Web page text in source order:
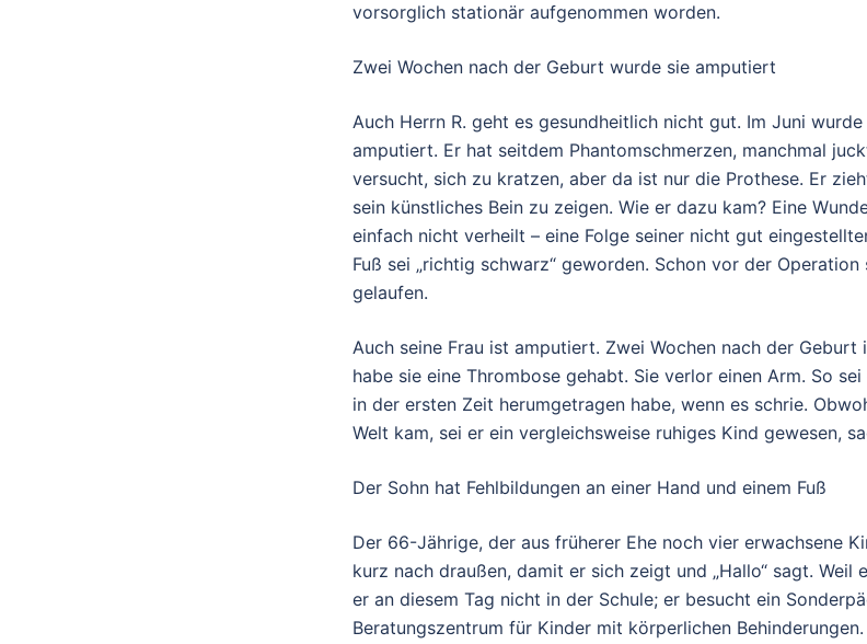
vorsorglich stationär aufgenommen worden.
Zwei Wochen nach der Geburt wurde sie amputiert
Auch Herrn R. geht es gesundheitlich nicht gut. Im Juni
amputiert. Er hat seitdem Phantomschmerzen, manchmal
versucht, sich zu kratzen, aber da ist nur die Prothese. Er
sein künstliches Bein zu zeigen. Wie er dazu kam? Eine
einfach nicht verheilt – eine Folge seiner nicht gut
Fuß sei „richtig schwarz“ geworden. Schon vor der
gelaufen.
Auch seine Frau ist amputiert. Zwei Wochen nach der Geburt
habe sie eine Thrombose gehabt. Sie verlor einen Arm. So
in der ersten Zeit herumgetragen habe, wenn es schrie.
Welt kam, sei er ein vergleichsweise ruhiges Kind gewesen,
Der Sohn hat Fehlbildungen an einer Hand und einem Fuß
Der 66-Jährige, der aus früherer Ehe noch vier erwachsene
kurz nach draußen, damit er sich zeigt und „Hallo“ sagt. Weil
er an diesem Tag nicht in der Schule; er besucht ein
Beratungszentrum für Kinder mit körperlichen